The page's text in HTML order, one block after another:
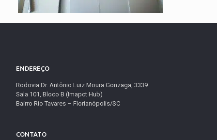
ENDEREÇO
Rodovia Dr. Antônio Luiz Moura Gonzaga, 3339
Sala 101, Bloco B (Imapct Hub)
Bairro Rio Tavares – Florianópolis/SC
CONTATO